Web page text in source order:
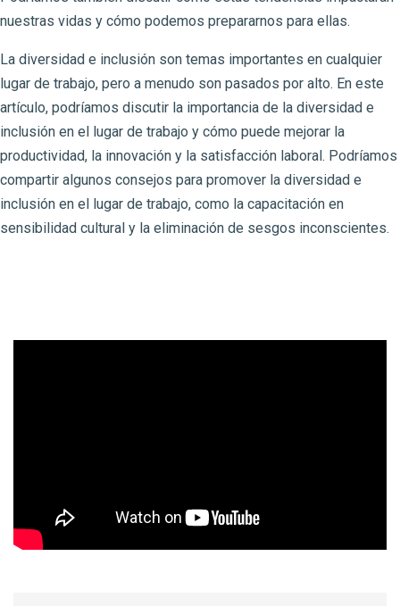
nuestras vidas y cómo podemos prepararnos para ellas.
La diversidad e inclusión son temas importantes en cualquier
lugar de trabajo, pero a menudo son pasados por alto. En este
artículo, podríamos discutir la importancia de la diversidad e
inclusión en el lugar de trabajo y cómo puede mejorar la
productividad, la innovación y la satisfacción laboral. Podríamos
compartir algunos consejos para promover la diversidad e
inclusión en el lugar de trabajo, como la capacitación en
sensibilidad cultural y la eliminación de sesgos inconscientes.